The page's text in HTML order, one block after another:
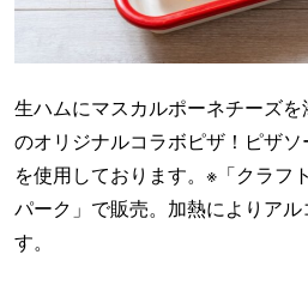
生ハムにマスカルポーネチーズ
のオリジナルコラボピザ！ピザ
を使用しております。※「クラフ
パーク」で販売。加熱によりア
す。